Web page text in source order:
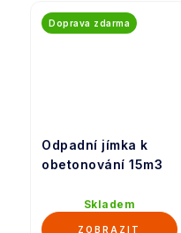
Odpadní jímka k
obetonování 15m3
Doprava zdarma
Skladem